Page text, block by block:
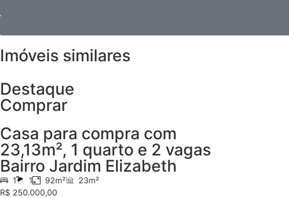
Imóveis similares
Destaque
Comprar
Casa para compra com
23,13m², 1 quarto e 2 vagas
Bairro Jardim Elizabeth
1 1 92m²
23m²
R$ 250.000,00